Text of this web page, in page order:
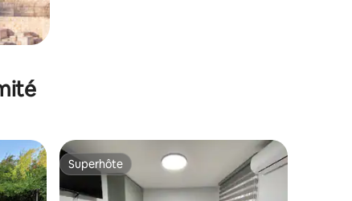
Superhôte
Superhôte